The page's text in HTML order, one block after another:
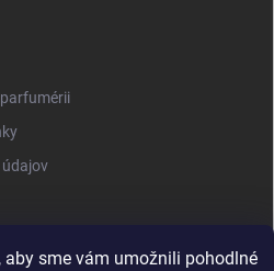
aby sme vám umožnili pohodlné